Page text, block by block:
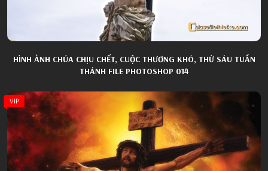
HÌNH ẢNH CHÚA CHỊU CHẾT, CUỘC THƯƠNG KHÓ, THỨ SÁU TUẦN
THÁNH FILE PHOTOSHOP 014
VIP